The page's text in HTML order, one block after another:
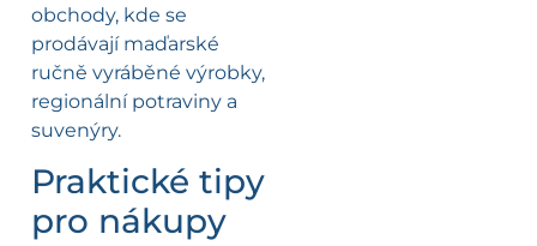
obchody, kde se
prodávají maďarské
ručně vyráběné výrobky,
regionální potraviny a
suvenýry.
Praktické tipy
pro nákupy